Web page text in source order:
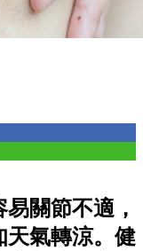
關節不適，
天氣轉涼。健